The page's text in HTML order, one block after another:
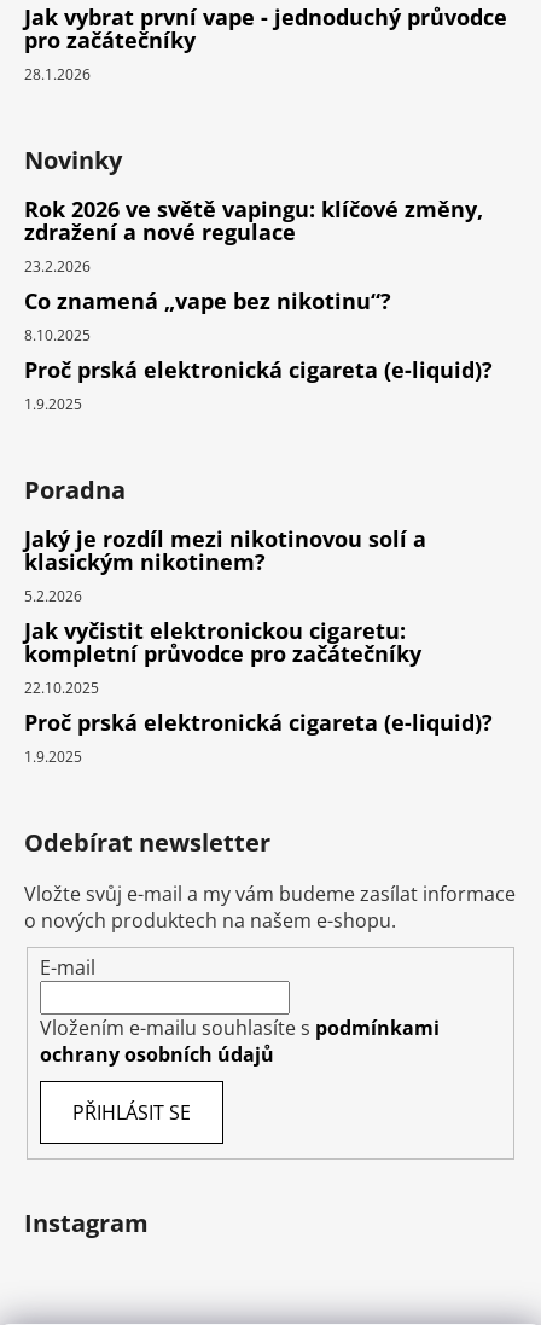
Jak vybrat první vape - jednoduchý průvodce
pro začátečníky
28.1.2026
Novinky
Rok 2026 ve světě vapingu: klíčové změny,
zdražení a nové regulace
23.2.2026
Co znamená „vape bez nikotinu“?
8.10.2025
Proč prská elektronická cigareta (e-liquid)?
1.9.2025
Poradna
Jaký je rozdíl mezi nikotinovou solí a
klasickým nikotinem?
5.2.2026
Jak vyčistit elektronickou cigaretu:
kompletní průvodce pro začátečníky
22.10.2025
Proč prská elektronická cigareta (e-liquid)?
1.9.2025
Odebírat newsletter
Vložte svůj e-mail a my vám budeme zasílat informace
o nových produktech na našem e-shopu.
E-mail
Vložením e-mailu souhlasíte s podmínkami
ochrany osobních údajů
PŘIHLÁSIT SE
Instagram